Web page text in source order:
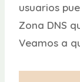
usuarios
Zona DNS
Veamos a